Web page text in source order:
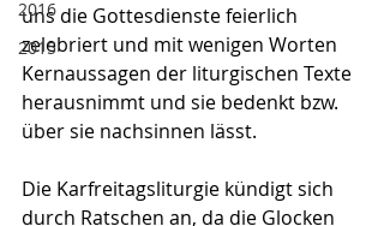
2016
2015
uns die Gottesdienste feierlich
zelebriert und mit wenigen Worten
Kernaussagen der liturgischen Texte
herausnimmt und sie bedenkt bzw.
über sie nachsinnen lässt.
Die Karfreitagsliturgie kündigt sich
durch Ratschen an, da die Glocken